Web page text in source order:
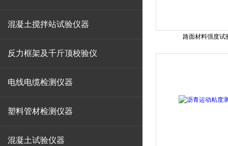
混凝土搅拌站试验仪器
反力框架及千斤顶校验仪
电线电缆检测仪器
塑料管材检测仪器
混凝土试验仪器
路面材料强度试